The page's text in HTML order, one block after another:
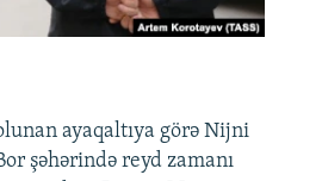
ayaqaltıya görə Nijni
şəhərində reyd zamanı